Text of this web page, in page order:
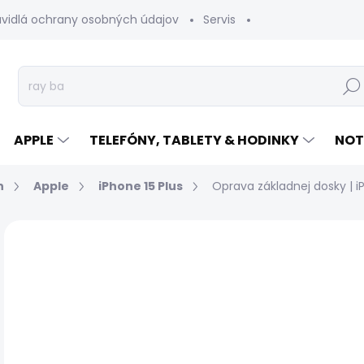
ochrany osobných údajov Servis
Hľadať
APPLE TELEFÓNY, TABLETY & HODINKY
Apple iPhone 15 Plus Oprava základnej dosky |